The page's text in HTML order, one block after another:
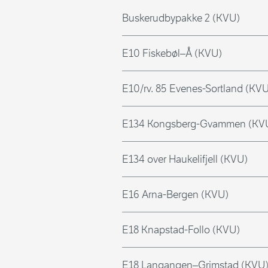
Buskerudbypakke 2 (KVU)
E10 Fiskebøl–Å (KVU)
E10/rv. 85 Evenes-Sortland
E134 Kongsberg-Gvammen
E134 over Haukelifjell (KVU)
E16 Arna-Bergen (KVU)
E18 Knapstad-Follo (KVU)
E18 Langangen–Grimstad (KVU)